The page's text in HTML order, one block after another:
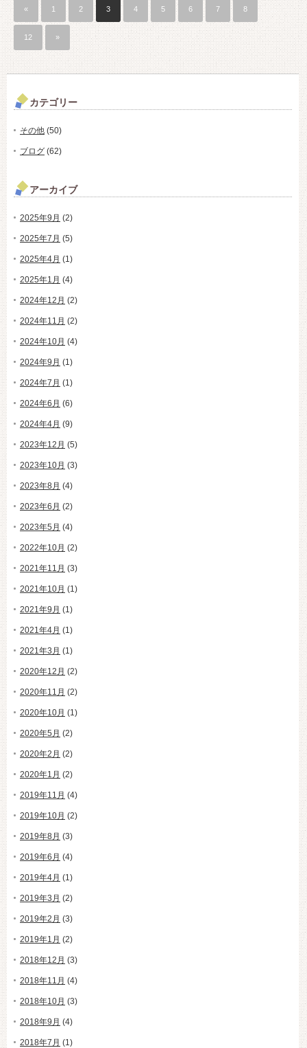
« 1 2 3 4 5 6 7 8 …
12 »
カテゴリー
その他 (50)
ブログ (62)
アーカイブ
2025年9月 (2)
2025年7月 (5)
2025年4月 (1)
2025年1月 (4)
2024年12月 (2)
2024年11月 (2)
2024年10月 (4)
2024年9月 (1)
2024年7月 (1)
2024年6月 (6)
2024年4月 (9)
2023年12月 (5)
2023年10月 (3)
2023年8月 (4)
2023年6月 (2)
2023年5月 (4)
2022年10月 (2)
2021年11月 (3)
2021年10月 (1)
2021年9月 (1)
2021年4月 (1)
2021年3月 (1)
2020年12月 (2)
2020年11月 (2)
2020年10月 (1)
2020年5月 (2)
2020年2月 (2)
2020年1月 (2)
2019年11月 (4)
2019年10月 (2)
2019年8月 (3)
2019年6月 (4)
2019年4月 (1)
2019年3月 (2)
2019年2月 (3)
2019年1月 (2)
2018年12月 (3)
2018年11月 (4)
2018年10月 (3)
2018年9月 (4)
2018年7月 (1)